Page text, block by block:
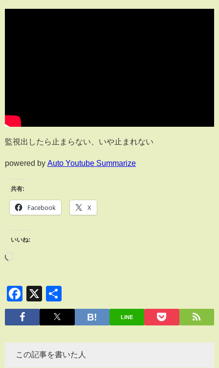
監視出したら止まらない、いや止まれない
powered by Auto Youtube Summarize
共有:
Facebook X
いいね:
Facebook
X
有
LINE
この記事を書いた人